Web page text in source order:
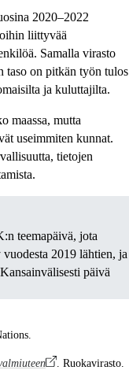
2020–2022
liittyvää
Samalla virasto
taso on pitkän työn tulos
ja kuluttajilta.
maassa, mutta
useimmiten kunnat.
tietojen
teemapäivä, jota
2019 lähtien, ja
päivä
. Ruokavirasto.